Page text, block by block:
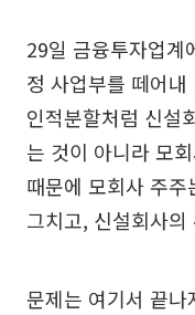
29일 금융투자업계
정 사업부를 떼어
인적분할처럼 신설
는 것이 아니라 모
때문에 모회사 주
그치고, 신설회사
문제는 여기서 끝